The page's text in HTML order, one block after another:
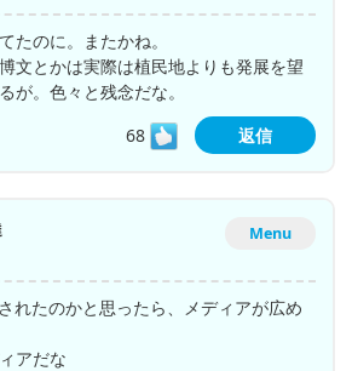
たのに。またかね。
文とかは実際は植民地よりも発展を望
が。色々と残念だな。
68
返信
Menu
れたのかと思ったら、メディアが広め
アだな